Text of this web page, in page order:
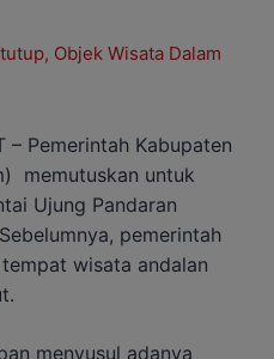
– Pemerintah Kabupaten
memutuskan untuk
Ujung Pandaran
pemerintah
wisata andalan
menyusul adanya